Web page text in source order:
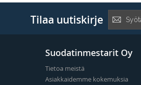
Tilaa uutiskirje
uutiskirje:
Suodatinmestarit Oy
Tietoa meistä
Asiakkaidemme kokemuksia